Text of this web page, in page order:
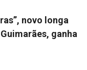
novo longa
ganha